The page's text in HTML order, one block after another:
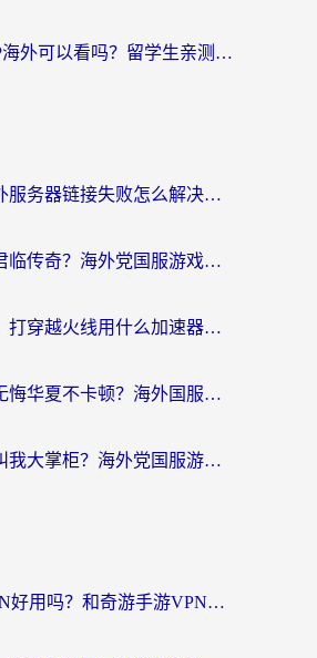
央视影音VIP海外可以看吗？留学生亲测有效的回国加速器选择指南
女神星球海外服务器链接失败怎么解决？海外党国服游戏加速避坑指南
日本怎么玩君临传奇？海外党国服游戏加速避坑指南（附菲律宾欧洲玩家实测）
海外党必看：打穿越火线用什么加速器？解决延迟卡顿，还能玩奇妙拼图世界和第五人格
波兰怎么玩无悔华夏不卡顿？海外国服游戏加速器终极指南（附征途2萤火突击解决方案）
英国怎么玩叫我大掌柜？海外党国服游戏加速避坑指南（附实测推荐）
ChickCN VPN好用吗？和奇游手游VPN对比哪个回国效果更好？海外党亲测实用指南